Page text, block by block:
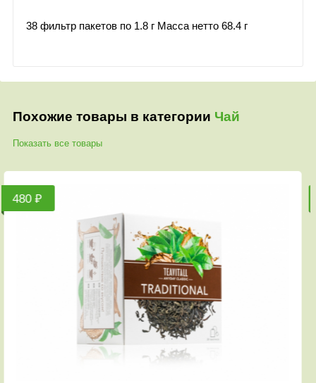
38 фильтр пакетов по 1.8 г Масса нетто 68.4 г
Похожие товары в категории Чай
Показать все товары